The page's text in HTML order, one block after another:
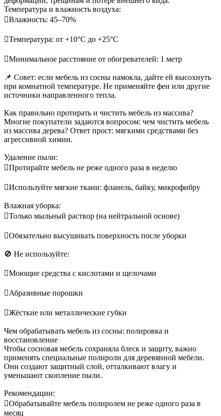
Температура и влажность воздуха:
Влажность: 45–70%
Температура: от +10°С до +25°С
Минимальное расстояние от обогревателей: 1 метр
📌 Совет: если мебель из сосны намокла, дайте ей высохнуть
при комнатной температуре. Не применяйте фен или другие
источники направленного тепла.
Как правильно протирать и чистить мебель из массива?
Многие покупатели задаются вопросом: чем чистить мебель
из массива дерева? Ответ прост: мягкими средствами без
агрессивной химии.
Удаление пыли:
Протирайте мебель не реже одного раза в неделю
Используйте мягкие ткани: фланель, байку, микрофибру
Влажная уборка:
Только мыльный раствор (на нейтральной основе)
Обязательно высушивать поверхность после уборки
🚫 Не используйте:
Моющие средства с кислотами и щелочами
Абразивные порошки
Жёсткие или металлические губки
Чем обрабатывать мебель из сосны: полировка и
восстановление
Чтобы сосновая мебель сохраняла блеск и защиту, важно
применять специальные полироли для деревянной мебели.
Они создают защитный слой, отталкивают влагу и
уменьшают скопление пыли.
Рекомендации:
Обрабатывайте мебель полиролем не реже одного раза в
месяц